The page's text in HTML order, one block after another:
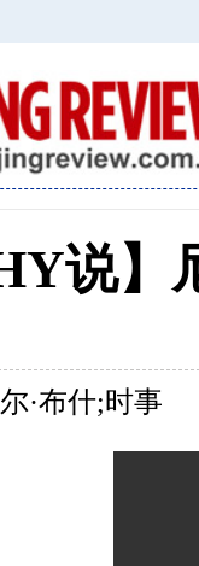
说
·布什;时事